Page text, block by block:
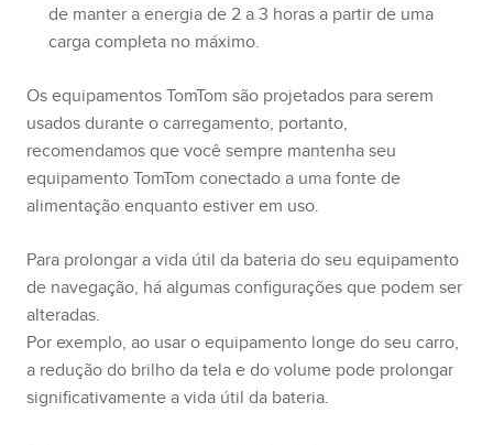
de manter a energia de 2 a 3 horas a partir de uma
carga completa no máximo.
Os equipamentos TomTom são projetados para serem
usados durante o carregamento, portanto,
recomendamos que você sempre mantenha seu
equipamento TomTom conectado a uma fonte de
alimentação enquanto estiver em uso.
Para prolongar a vida útil da bateria do seu equipamento
de navegação, há algumas configurações que podem ser
alteradas.
Por exemplo, ao usar o equipamento longe do seu carro,
a redução do brilho da tela e do volume pode prolongar
significativamente a vida útil da bateria.